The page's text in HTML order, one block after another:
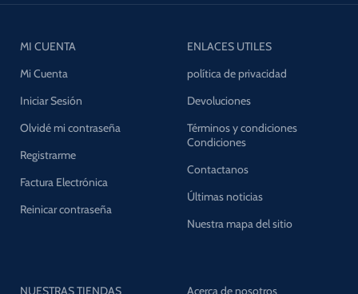
MI CUENTA
Mi Cuenta
Iniciar Sesión
Olvidé mi contraseña
Registrarme
Factura Electrónica
Reinicar contraseña
ENLACES UTILES
política de privacidad
Devoluciones
Términos y condiciones
Condiciones
Contactanos
Últimas noticias
Nuestra mapa del sitio
NUESTRAS TIENDAS
Acerca de nosotros